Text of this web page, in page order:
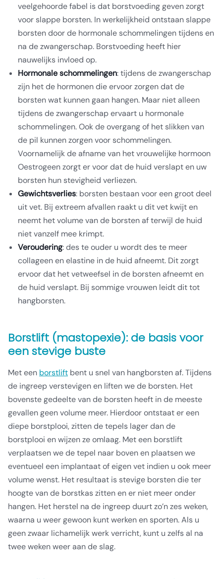
veelgehoorde fabel is dat borstvoeding geven zorgt
voor slappe borsten. In werkelijkheid ontstaan slappe
borsten door de hormonale schommelingen tijdens en
na de zwangerschap. Borstvoeding heeft hier
nauwelijks invloed op.
Hormonale schommelingen: tijdens de zwangerschap
zijn het de hormonen die ervoor zorgen dat de
borsten wat kunnen gaan hangen. Maar niet alleen
tijdens de zwangerschap ervaart u hormonale
schommelingen. Ook de overgang of het slikken van
de pil kunnen zorgen voor schommelingen.
Voornamelijk de afname van het vrouwelijke hormoon
Oestrogeen zorgt er voor dat de huid verslapt en uw
borsten hun stevigheid verliezen.
Gewichtsverlies: borsten bestaan voor een groot deel
uit vet. Bij extreem afvallen raakt u dit vet kwijt en
neemt het volume van de borsten af terwijl de huid
niet vanzelf mee krimpt.
Veroudering: des te ouder u wordt des te meer
collageen en elastine in de huid afneemt. Dit zorgt
ervoor dat het vetweefsel in de borsten afneemt en
de huid verslapt. Bij sommige vrouwen leidt dit tot
hangborsten.
Borstlift (mastopexie): de basis voor
een stevige buste
Met een borstlift bent u snel van hangborsten af. Tijdens
de ingreep verstevigen en liften we de borsten. Het
bovenste gedeelte van de borsten heeft in de meeste
gevallen geen volume meer. Hierdoor ontstaat er een
diepe borstplooi, zitten de tepels lager dan de
borstplooi en wijzen ze omlaag. Met een borstlift
verplaatsen we de tepel naar boven en plaatsen we
eventueel een implantaat of eigen vet indien u ook meer
volume wenst. Het resultaat is stevige borsten die ter
hoogte van de borstkas zitten en er niet meer onder
hangen. Het herstel na de ingreep duurt zo’n zes weken,
waarna u weer gewoon kunt werken en sporten. Als u
geen zwaar lichamelijk werk verricht, kunt u zelfs al na
twee weken weer aan de slag.